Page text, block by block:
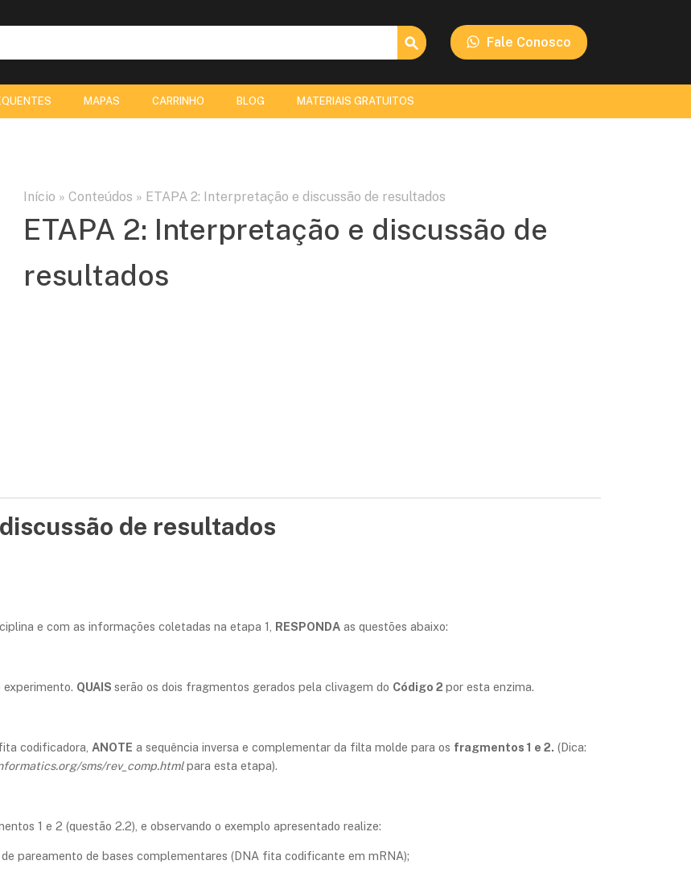
Search Button
Fale Conosco
MAPAS CARRINHO BLOG MATERIAIS GRATUITOS
Início » Conteúdos » ETAPA 2: Interpretação e discussão de resultados
ETAPA 2: Interpretação e discussão de
resultados
de resultados
e com as informações coletadas na etapa 1, RESPONDA as questões abaixo:
experimento. QUAIS serão os dois fragmentos gerados pela clivagem do Código 2 por esta enzima.
codificadora, ANOTE a sequência inversa e complementar da filta molde para os fragmentos 1 e 2. (Dica:
sms/rev_comp.htmlpara esta etapa).
1 e 2 (questão 2.2), e observando o exemplo apresentado realize:
de pareamento de bases complementares (DNA fita codificante em mRNA);